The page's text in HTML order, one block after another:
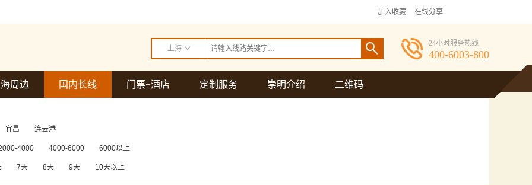
加入收藏 在线分享
 24小时服务热线
400-6003-800
上海  
海周边 国内长线 门票+酒店 定制服务 崇明介绍 二维码
宜昌 连云港
4000 4000-6000 6000以上
7天 8天 9天 10天以上